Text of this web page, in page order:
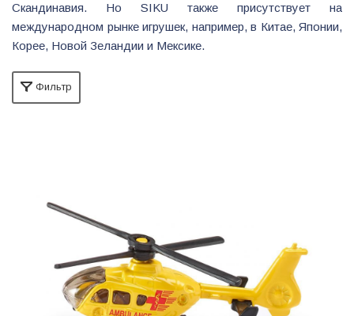
Скандинавия. Но SIKU также присутствует на
международном рынке игрушек, например, в Китае, Японии,
Корее, Новой Зеландии и Мексике.
Фильтр